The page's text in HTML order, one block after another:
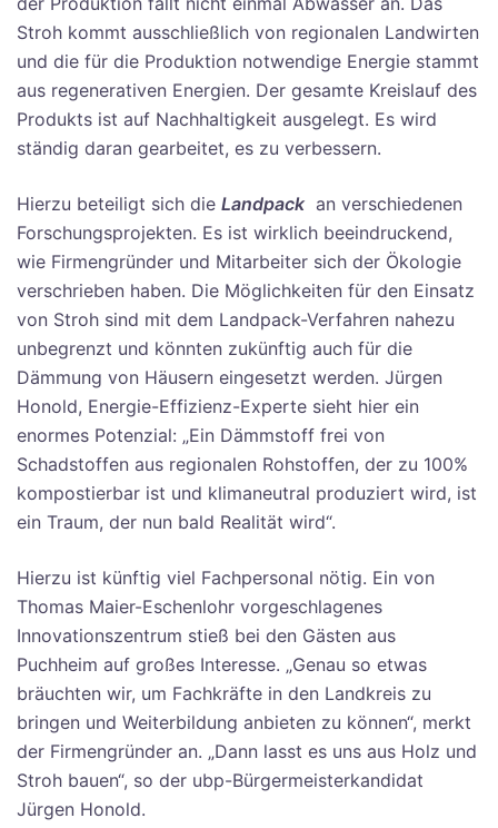
Stroh kommt ausschließlich von regionalen Landwirten
und die für die Produktion notwendige Energie stammt
aus regenerativen Energien. Der gesamte Kreislauf des
Produkts ist auf Nachhaltigkeit ausgelegt. Es wird
ständig daran gearbeitet, es zu verbessern.
Hierzu beteiligt sich die Landpack an verschiedenen
Forschungsprojekten. Es ist wirklich beeindruckend,
wie Firmengründer und Mitarbeiter sich der Ökologie
verschrieben haben. Die Möglichkeiten für den Einsatz
von Stroh sind mit dem Landpack-Verfahren nahezu
unbegrenzt und könnten zukünftig auch für die
Dämmung von Häusern eingesetzt werden. Jürgen
Honold, Energie-Effizienz-Experte sieht hier ein
enormes Potenzial: „Ein Dämmstoff frei von
Schadstoffen aus regionalen Rohstoffen, der zu 100%
kompostierbar ist und klimaneutral produziert wird, ist
ein Traum, der nun bald Realität wird“.
Hierzu ist künftig viel Fachpersonal nötig. Ein von
Thomas Maier-Eschenlohr vorgeschlagenes
Innovationszentrum stieß bei den Gästen aus
Puchheim auf großes Interesse. „Genau so etwas
bräuchten wir, um Fachkräfte in den Landkreis zu
bringen und Weiterbildung anbieten zu können“, merkt
der Firmengründer an. „Dann lasst es uns aus Holz und
Stroh bauen“, so der ubp-Bürgermeisterkandidat
Jürgen Honold.